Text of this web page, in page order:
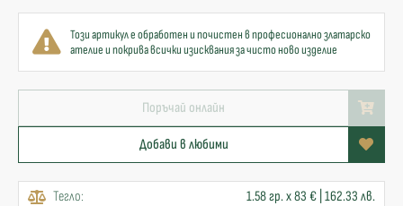
Този артикул е обработен и почистен в професионално златарско
ателие и покрива всички изисквания за чисто ново изделие
Поръчай онлайн
Добави в любими
Тегло:
1.58 гр. x 83 € | 162.33 лв.